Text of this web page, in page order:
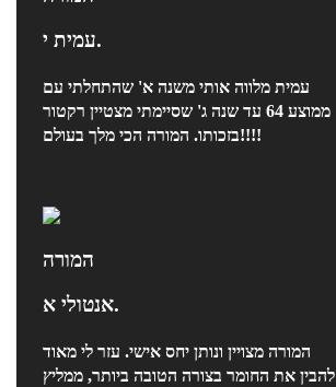
עמית י.
עמית מלווה אותי משנה א' שהתחלתי עם
ממוצע 64 עד שנה ג' שסיימתי מצטיין רקטור
בזכותו. המורה הכי מלך בעולם!!!!
המורה
אנטולי א.
המורה מצויין ונותן יחס אישי. עזר לי מאוד
להבין את החומר בצורה הטובה ביותר, ממליץ